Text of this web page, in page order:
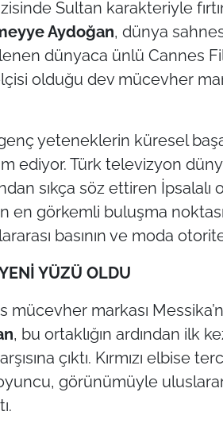
Sultan karakteriyle
Aydoğan, dünya
dünyaca ünlü Cannes
olduğu dev mücevher
yeteneklerin küresel
ediyor. Türk televizyon
sıkça söz ettiren
en görkemli buluşma
basının ve moda
YÜZÜ OLDU
mücevher markası
, bu ortaklığın ardından ilk
çıktı. Kırmızı elbise
görünümüyle